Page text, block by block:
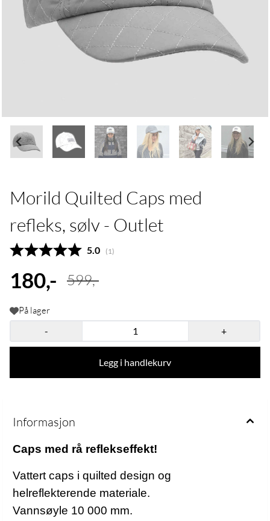
Morild Quilted Caps med
refleks, sølv - Outlet
Gjennomsnittskarakter:
5.0 (stemmer:
1)
180,- 599,-
På lager
-
+
Legg i handlekurv
Informasjon
Caps med rå reflekseffekt!
Vattert caps i quilted design og
helreflekterende materiale.
Vannsøyle 10 000 mm.